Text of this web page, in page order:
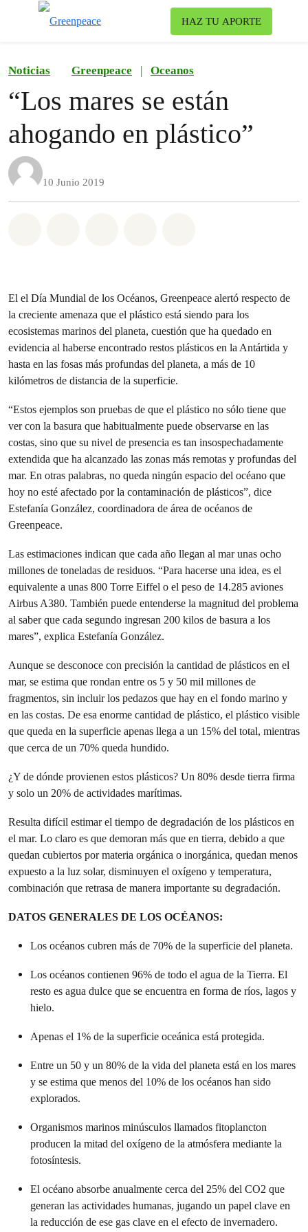
HAZ TU APORTE
Noticias Greenpeace | Oceanos
“Los mares se están
ahogando en plástico”
10 Junio 2019
El el Día Mundial de los Océanos, Greenpeace alertó respecto de
la creciente amenaza que el plástico está siendo para los
ecosistemas marinos del planeta, cuestión que ha quedado en
evidencia al haberse encontrado restos plásticos en la Antártida y
hasta en las fosas más profundas del planeta, a más de 10
kilómetros de distancia de la superficie.
“Estos ejemplos son pruebas de que el plástico no sólo tiene que
ver con la basura que habitualmente puede observarse en las
costas, sino que su nivel de presencia es tan insospechadamente
extendida que ha alcanzado las zonas más remotas y profundas del
mar. En otras palabras, no queda ningún espacio del océano que
hoy no esté afectado por la contaminación de plásticos”, dice
Estefanía González, coordinadora de área de océanos de
Greenpeace.
Las estimaciones indican que cada año llegan al mar unas ocho
millones de toneladas de residuos. “Para hacerse una idea, es el
equivalente a unas 800 Torre Eiffel o el peso de 14.285 aviones
Airbus A380. También puede entenderse la magnitud del problema
al saber que cada segundo ingresan 200 kilos de basura a los
mares”, explica Estefanía González.
Aunque se desconoce con precisión la cantidad de plásticos en el
mar, se estima que rondan entre os 5 y 50 mil millones de
fragmentos, sin incluir los pedazos que hay en el fondo marino y
en las costas. De esa enorme cantidad de plástico, el plástico visible
que queda en la superficie apenas llega a un 15% del total, mientras
que cerca de un 70% queda hundido.
¿Y de dónde provienen estos plásticos? Un 80% desde tierra firma
y solo un 20% de actividades marítimas.
Resulta difícil estimar el tiempo de degradación de los plásticos en
el mar. Lo claro es que demoran más que en tierra, debido a que
quedan cubiertos por materia orgánica o inorgánica, quedan menos
expuesto a la luz solar, disminuyen el oxígeno y temperatura,
combinación que retrasa de manera importante su degradación.
DATOS GENERALES DE LOS OCÉANOS:
Los océanos cubren más de 70% de la superficie del planeta.
Los océanos contienen 96% de todo el agua de la Tierra. El
resto es agua dulce que se encuentra en forma de ríos, lagos y
hielo.
Apenas el 1% de la superficie oceánica está protegida.
Entre un 50 y un 80% de la vida del planeta está en los mares
y se estima que menos del 10% de los océanos han sido
explorados.
Organismos marinos minúsculos llamados fitoplancton
producen la mitad del oxígeno de la atmósfera mediante la
fotosíntesis.
El océano absorbe anualmente cerca del 25% del CO2 que
generan las actividades humanas, jugando un papel clave en
la reducción de ese gas clave en el efecto de invernadero.